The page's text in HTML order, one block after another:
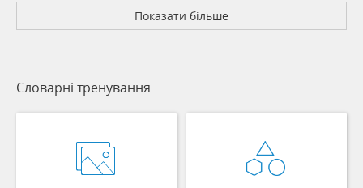
Показати більше
Словарні тренування